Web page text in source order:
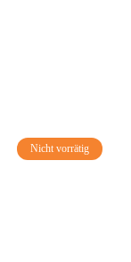
Nicht vorrätig